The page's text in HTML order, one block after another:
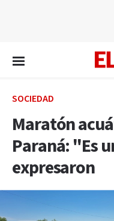
SOCIEDAD
Maratón
Paraná: "Es
expresaron